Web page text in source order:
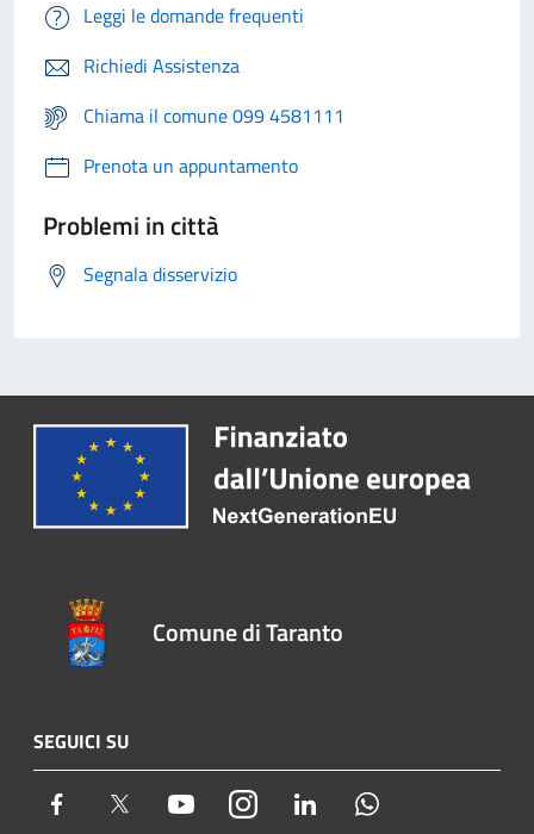
Leggi le domande frequenti
Richiedi Assistenza
Chiama il comune 099 4581111
Prenota un appuntamento
Problemi in città
Segnala disservizio
Comune di Taranto
SEGUICI SU
Facebook Twitter YoutubeInstagram LinkedIn